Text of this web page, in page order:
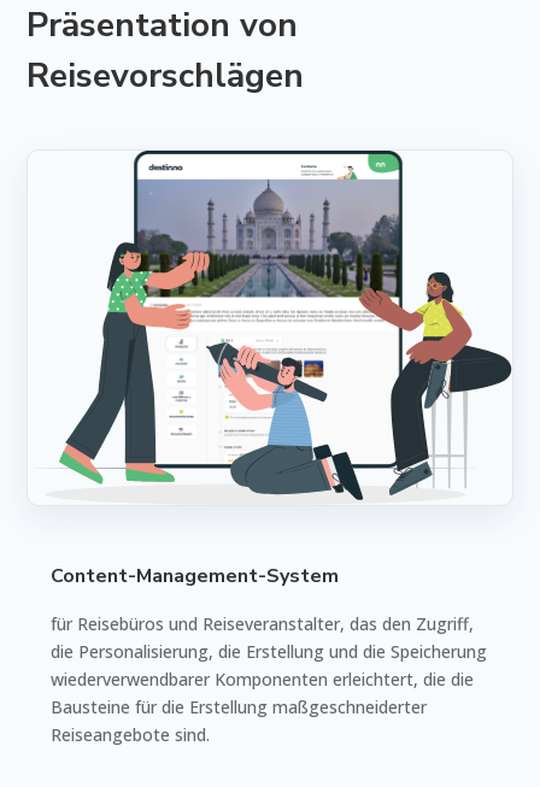
Präsentation von
Reisevorschlägen
Content-Management-System
für Reisebüros und Reiseveranstalter, das den Zugriff,
die Personalisierung, die Erstellung und die Speicherung
wiederverwendbarer Komponenten erleichtert, die die
Bausteine für die Erstellung maßgeschneiderter
Reiseangebote sind.